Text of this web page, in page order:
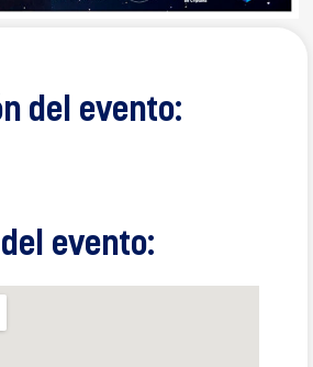
del evento:
evento: